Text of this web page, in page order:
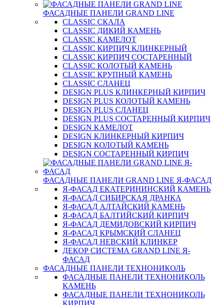
ФАСАДНЫЕ ПАНЕЛИ GRAND LINE
CLASSIC СКАЛА
CLASSIC ДИКИЙ КАМЕНЬ
CLASSIC КАМЕЛОТ
CLASSIC КИРПИЧ КЛИНКЕРНЫЙ
CLASSIC КИРПИЧ СОСТАРЕННЫЙ
CLASSIC КОЛОТЫЙ КАМЕНЬ
CLASSIC КРУПНЫЙ КАМЕНЬ
CLASSIC СЛАНЕЦ
DESIGN PLUS КЛИНКЕРНЫЙ КИРПИЧ
DESIGN PLUS КОЛОТЫЙ КАМЕНЬ
DESIGN PLUS СЛАНЕЦ
DESIGN PLUS СОСТАРЕННЫЙ КИРПИЧ
DESIGN КАМЕЛОТ
DESIGN КЛИНКЕРНЫЙ КИРПИЧ
DESIGN КОЛОТЫЙ КАМЕНЬ
DESIGN СОСТАРЕННЫЙ КИРПИЧ
ФАСАДНЫЕ ПАНЕЛИ GRAND LINE Я-ФАСАД
Я-ФАСАД ЕКАТЕРИНИНСКИЙ КАМЕНЬ
Я-ФАСАД СИБИРСКАЯ ДРАНКА
Я-ФАСАД АЛТАЙСКИЙ КАМЕНЬ
Я-ФАСАД БАЛТИЙСКИЙ КИРПИЧ
Я-ФАСАД ДЕМИДОВСКИЙ КИРПИЧ
Я-ФАСАД КРЫМСКИЙ СЛАНЕЦ
Я-ФАСАД НЕВСКИЙ КЛИНКЕР
ДЕКОР СИСТЕМА GRAND LINE Я-
ФАСАД
ФАСАДНЫЕ ПАНЕЛИ ТЕХНОНИКОЛЬ
ФАСАДНЫЕ ПАНЕЛИ ТЕХНОНИКОЛЬ
КАМЕНЬ
ФАСАДНЫЕ ПАНЕЛИ ТЕХНОНИКОЛЬ
КИРПИЧ